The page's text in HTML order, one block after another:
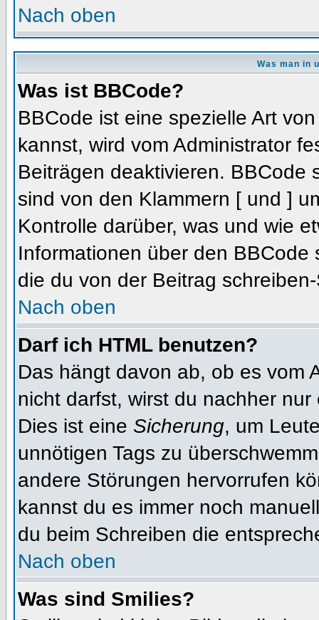
Nach oben
Was man in
Was ist BBCode?
BBCode ist eine spezielle Art
kannst, wird vom Administrator
Beiträgen deaktivieren. BBCode
sind von den Klammern [ und ]
Kontrolle darüber, was und wie
Informationen über den
die du von der Beitrag
Nach oben
Darf ich HTML benutzen?
Das hängt davon ab, ob es vom
nicht darfst, wirst du nachher
Dies ist eine Sicherung, um
unnötigen Tags zu
andere Störungen hervorrufen
kannst du es immer noch
du beim Schreiben die
Nach oben
Was sind Smilies?